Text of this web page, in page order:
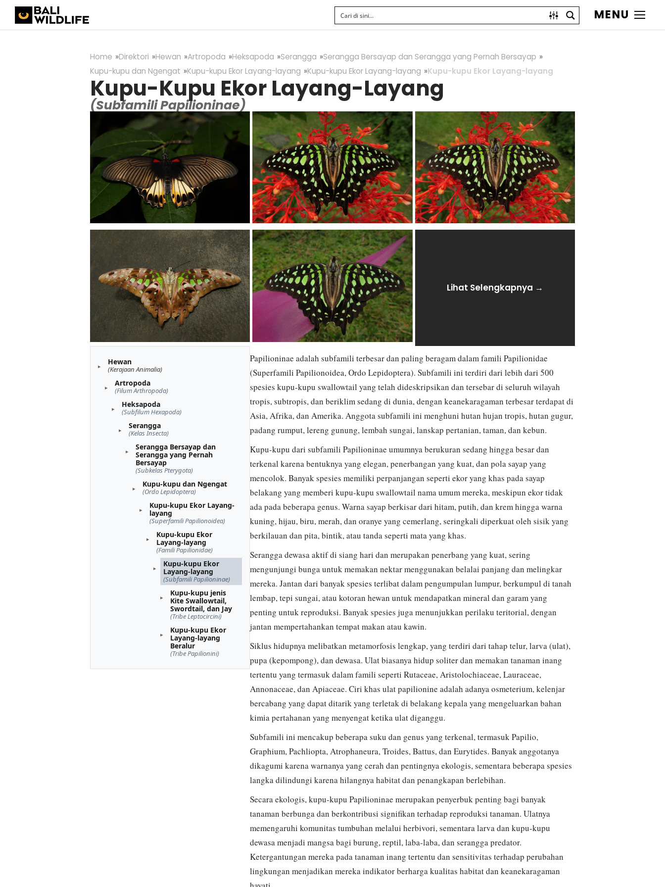
MENU
Home Direktori Hewan Artropoda Heksapoda Serangga
Serangga Bersayap dan Serangga yang Pernah Bersayap
Kupu-kupu dan Ngengat
Kupu-kupu Ekor Layang-layang Kupu-kupu Ekor Layang-layang Kupu-kupu Ekor Layang-layang
Kupu-Kupu Ekor Layang-Layang
(Subfamili Papilioninae)
Lihat Selengkapnya →
Hewan
(Kerajaan Animalia)
Artropoda
(Filum Arthropoda)
Heksapoda
(Subfilum Hexapoda)
Serangga
(Kelas Insecta)
Serangga Bersayap dan
Serangga yang Pernah
Bersayap
(Subkelas Pterygota)
Kupu-kupu dan Ngengat
(Ordo Lepidoptera)
Kupu-kupu Ekor Layang-
layang
(Superfamili Papilionoidea)
Kupu-kupu Ekor
Layang-layang
(Famili Papilionidae)
Kupu-kupu Ekor
Layang-layang
(Subfamili Papilioninae)
Kupu-kupu jenis
Kite Swallowtail,
Swordtail, dan Jay
(Tribe Leptocircini)
Kupu-kupu Ekor
Layang-layang
Beralur
(Tribe Papilionini)
Papilioninae adalah subfamili terbesar dan paling beragam dalam famili Papilionidae
(Superfamili Papilionoidea, Ordo Lepidoptera). Subfamili ini terdiri dari lebih dari 500
spesies kupu-kupu swallowtail yang telah dideskripsikan dan tersebar di seluruh wilayah
tropis, subtropis, dan beriklim sedang di dunia, dengan keanekaragaman terbesar terdapat di
Asia, Afrika, dan Amerika. Anggota subfamili ini menghuni hutan hujan tropis, hutan gugur,
padang rumput, lereng gunung, lembah sungai, lanskap pertanian, taman, dan kebun.
Kupu-kupu dari subfamili Papilioninae umumnya berukuran sedang hingga besar dan
terkenal karena bentuknya yang elegan, penerbangan yang kuat, dan pola sayap yang
mencolok. Banyak spesies memiliki perpanjangan seperti ekor yang khas pada sayap
belakang yang memberi kupu-kupu swallowtail nama umum mereka, meskipun ekor tidak
ada pada beberapa genus. Warna sayap berkisar dari hitam, putih, dan krem ​​hingga warna
kuning, hijau, biru, merah, dan oranye yang cemerlang, seringkali diperkuat oleh sisik yang
berkilauan dan pita, bintik, atau tanda seperti mata yang khas.
Serangga dewasa aktif di siang hari dan merupakan penerbang yang kuat, sering
mengunjungi bunga untuk memakan nektar menggunakan belalai panjang dan melingkar
mereka. Jantan dari banyak spesies terlibat dalam pengumpulan lumpur, berkumpul di tanah
lembap, tepi sungai, atau kotoran hewan untuk mendapatkan mineral dan garam yang
penting untuk reproduksi. Banyak spesies juga menunjukkan perilaku teritorial, dengan
jantan mempertahankan tempat makan atau kawin.
Siklus hidupnya melibatkan metamorfosis lengkap, yang terdiri dari tahap telur, larva (ulat),
pupa (kepompong), dan dewasa. Ulat biasanya hidup soliter dan memakan tanaman inang
tertentu yang termasuk dalam famili seperti Rutaceae, Aristolochiaceae, Lauraceae,
Annonaceae, dan Apiaceae. Ciri khas ulat papilionine adalah adanya osmeterium, kelenjar
bercabang yang dapat ditarik yang terletak di belakang kepala yang mengeluarkan bahan
kimia pertahanan yang menyengat ketika ulat diganggu.
Subfamili ini mencakup beberapa suku dan genus yang terkenal, termasuk Papilio,
Graphium, Pachliopta, Atrophaneura, Troides, Battus, dan Eurytides. Banyak anggotanya
dikagumi karena warnanya yang cerah dan pentingnya ekologis, sementara beberapa spesies
langka dilindungi karena hilangnya habitat dan penangkapan berlebihan.
Secara ekologis, kupu-kupu Papilioninae merupakan penyerbuk penting bagi banyak
tanaman berbunga dan berkontribusi signifikan terhadap reproduksi tanaman. Ulatnya
memengaruhi komunitas tumbuhan melalui herbivori, sementara larva dan kupu-kupu
dewasa menjadi mangsa bagi burung, reptil, laba-laba, dan serangga predator.
Ketergantungan mereka pada tanaman inang tertentu dan sensitivitas terhadap perubahan
lingkungan menjadikan mereka indikator berharga kualitas habitat dan keanekaragaman